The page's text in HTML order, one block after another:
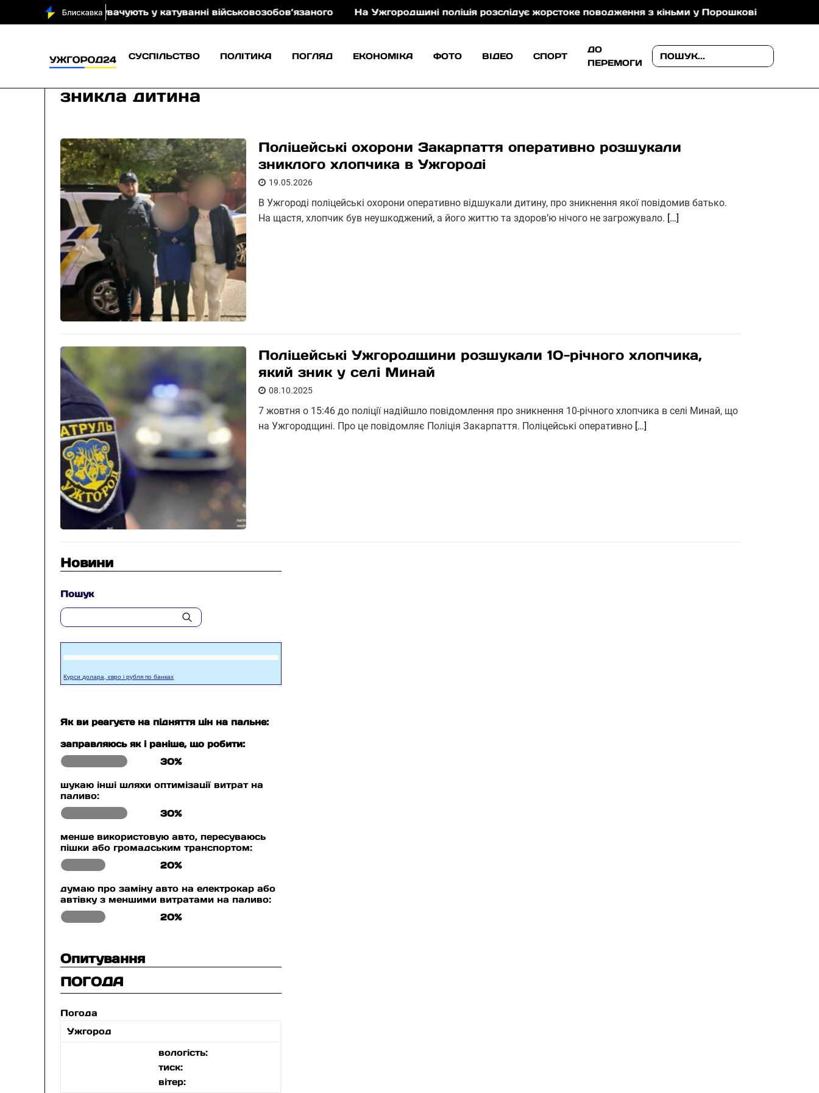
обвинувачують у катуванні військовозобов’язаного На Ужгородщині поліція розслідує жорстоке поводження з кіньми у Порошкові В Ужгороді
СУСПІЛЬСТВО ПОЛІТИКА ПОГЛЯД ЕКОНОМІКА ФОТО ВІДЕО СПОРТ
ДО
ПЕРЕМОГИ
зникла дитина
Поліцейські охорони Закарпаття оперативно розшукали
зниклого хлопчика в Ужгороді
19.05.2026
В Ужгороді поліцейські охорони оперативно відшукали дитину, про зникнення якої повідомив батько.
На щастя, хлопчик був неушкоджений, а його життю та здоров’ю нічого не загрожувало. […]
Поліцейські Ужгородщини розшукали 10-річного хлопчика,
який зник у селі Минай
08.10.2025
7 жовтня о 15:46 до поліції надійшло повідомлення про зникнення 10-річного хлопчика в селі Минай, що
на Ужгородщині. Про це повідомляє Поліція Закарпаття. Поліцейські оперативно […]
Новини
Пошук
Курси долара, євро і рубля по банках
Як ви реагуєте на підняття цін на пальне:
заправляюсь як і раніше, що робити:
30%
шукаю інші шляхи оптимізації витрат на
паливо:
30%
менше використовую авто, пересуваюсь
пішки або громадським транспортом:
20%
думаю про заміну авто на електрокар або
автівку з меншими витратами на паливо:
20%
Опитування
ПОГОДА
Погода
Ужгород
вологість:
тиск:
вітер: